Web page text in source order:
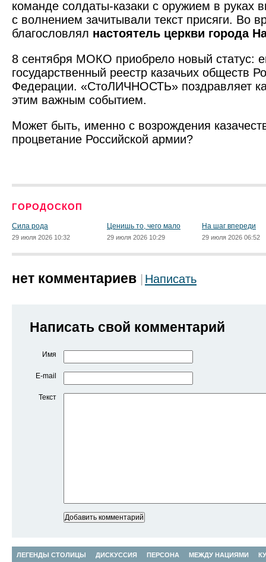
команде солдаты-казаки с оружием в руках
с волнением зачитывали текст присяги. Во
благословлял настоятель церкви города
8 сентября МОКО приобрело новый статус:
государственный реестр казачьих обществ
Федерации. «СтоЛИЧНОСТЬ» поздравляет
этим важным событием.
Может быть, именно с возрождения
процветание Российской армии?
ГОРОДОСКОП
Сила рода
29 июля 2026 10:32
Ценишь то, чего мало
29 июля 2026 10:29
На шаг впереди
29 июля 2026 06:52
нет комментариев Написать
Написать свой комментарий
Имя
E-mail
Текст
ЛЕГЕНДЫ СТОЛИЦЫ ДИСКУССИЯ ПЕРСОНА МЕЖДУ НАЦИЯМИ